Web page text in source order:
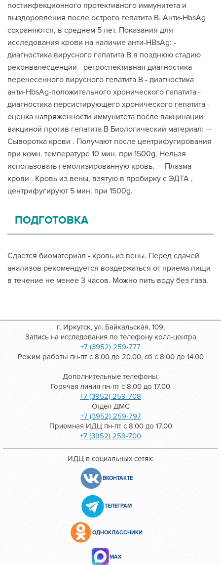
постинфекционного протективного иммунитета и
выздоровления после острого гепатита В. Анти-HbsAg
сохраняются, в среднем 5 лет. Показания для
исследования крови на наличие анти-HBsAg: -
диагностика вирусного гепатита В в позднюю стадию
реконвалесценции - ретроспективная диагностика
перенесенного вирусного гепатита В - диагностика
анти-HbsAg-положительного хронического гепатита -
диагностика персистирующего хронического гепатита -
оценка напряженности иммунитета после вакцинации
вакциной против гепатита В Биологический материал: —
Сыворотка крови . Получают после центрифугирования
при комн. температуре 10 мин. при 1500g. Нельзя
использовать гемолизированную кровь. — Плазма
крови . Кровь из вены, взятую в пробирку с ЭДТА ,
центрифугируют 5 мин. при 1500g.
ПОДГОТОВКА
Сдается биоматериал - кровь из вены. Перед сдачей
анализов рекомендуется воздержаться от приема пищи
в течение не менее 3 часов. Можно пить воду без газа.
г. Иркутск, ул. Байкальская, 109,
Запись на исследования по телефону колл-центра
+7 (3952) 259-777
Режим работы пн-пт с 8.00 до 20.00, сб с 8.00 до 14.00
Дополнительные телефоны:
Горячая линия пн-пт с 8.00 до 17.00
+7 (3952) 259-708
Отдел ДМС
+7 (3952) 259-797
Приемная ИДЦ пн-пт с 8.00 до 17.00
+7 (3952) 259-700
ИДЦ в социальных сетях:
ВКОНТАКТЕ
ТЕЛЕГРАМ
ОДНОКЛАССНИКИ
МАХ